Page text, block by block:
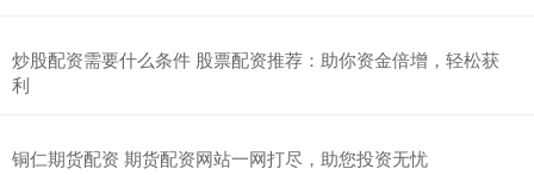
炒股配资需要什么条件 股票配资推荐：助你资金倍增，轻松获
利
铜仁期货配资 期货配资网站一网打尽，助您投资无忧